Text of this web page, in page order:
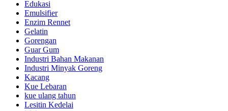
Edukasi
Emulsifier
Enzim Rennet
Gelatin
Gorengan
Guar Gum
Industri Bahan Makanan
Industri Minyak Goreng
Kacang
Kue Lebaran
kue ulang tahun
Lesitin Kedelai